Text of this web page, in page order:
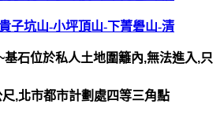
基石位於私人土地圍籬內,無法進入,只
,北市都市計劃處四等三角點